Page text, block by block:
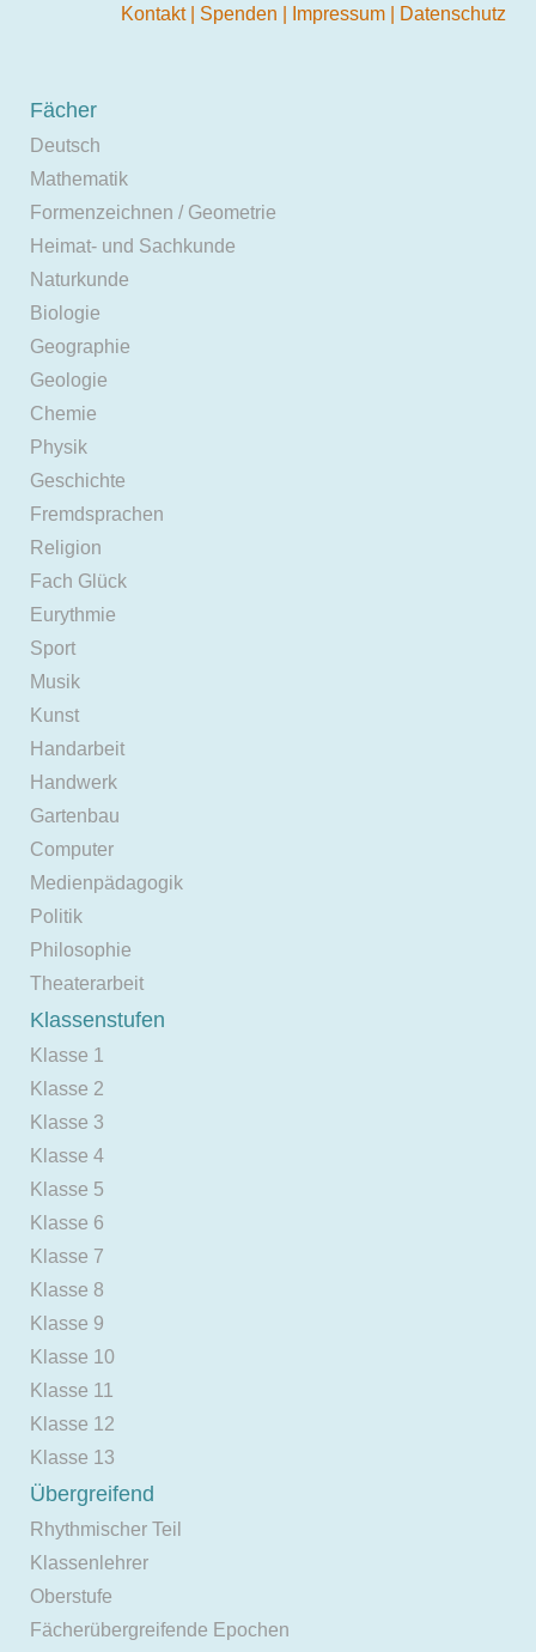
Kontakt Spenden Impressum Datenschutz
Fächer
Deutsch
Mathematik
Formenzeichnen / Geometrie
Heimat- und Sachkunde
Naturkunde
Biologie
Geographie
Geologie
Chemie
Physik
Geschichte
Fremdsprachen
Religion
Fach Glück
Eurythmie
Sport
Musik
Kunst
Handarbeit
Handwerk
Gartenbau
Computer
Medienpädagogik
Politik
Philosophie
Theaterarbeit
Klassenstufen
Klasse 1
Klasse 2
Klasse 3
Klasse 4
Klasse 5
Klasse 6
Klasse 7
Klasse 8
Klasse 9
Klasse 10
Klasse 11
Klasse 12
Klasse 13
Übergreifend
Rhythmischer Teil
Klassenlehrer
Oberstufe
Fächerübergreifende Epochen